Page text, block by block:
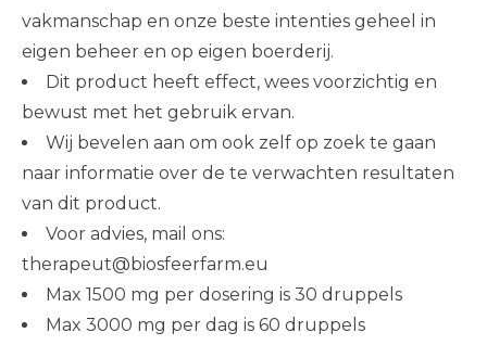
vakmanschap en onze beste intenties geheel in
eigen beheer en op eigen boerderij.
Dit product heeft effect, wees voorzichtig en
bewust met het gebruik ervan.
Wij bevelen aan om ook zelf op zoek te gaan
naar informatie over de te verwachten resultaten
van dit product.
Voor advies, mail ons:
therapeut@biosfeerfarm.eu
Max 1500 mg per dosering is 30 druppels
Max 3000 mg per dag is 60 druppels